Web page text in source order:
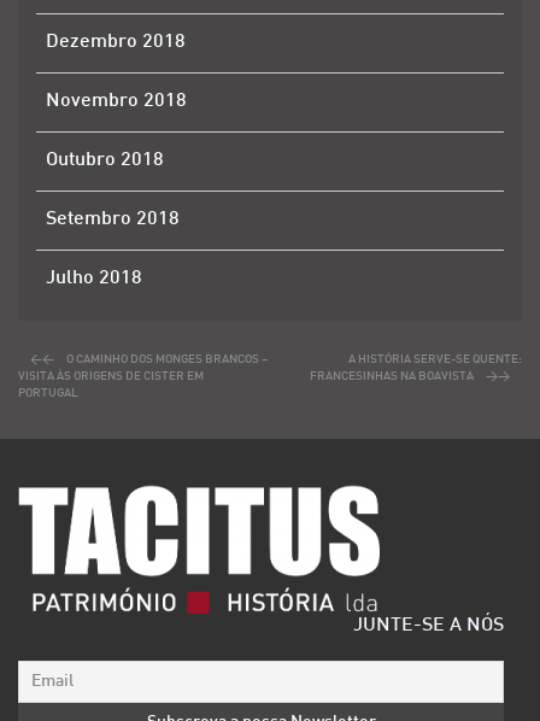
Dezembro 2018
Novembro 2018
Outubro 2018
Setembro 2018
Julho 2018
O CAMINHO DOS MONGES BRANCOS –
VISITA ÀS ORIGENS DE CISTER EM
PORTUGAL
A HISTÓRIA SERVE-SE QUENTE:
FRANCESINHAS NA BOAVISTA
JUNTE-SE A NÓS